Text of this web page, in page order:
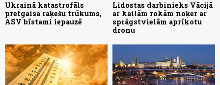
Ukrainā katastrofāls
pretgaisa raķešu trūkums,
ASV bīstami iepauzē
Lidostas darbinieks Vācijā
ar kailām rokām noķer ar
sprāgstvielām aprīkotu
dronu